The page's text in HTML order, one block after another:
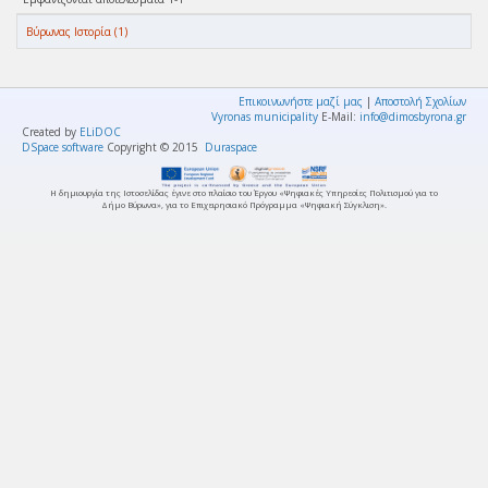
Βύρωνας Ιστορία (1)
Επικοινωνήστε μαζί μας | Αποστολή Σχολίων
Vyronas municipality E-Mail: info@dimosbyrona.gr
Created by ELiDOC
DSpace software Copyright © 2015 Duraspace
Η δημιουργία της Ιστοσελίδας έγινε στο πλαίσιο του Έργου «Ψηφιακές Υπηρεσίες Πολιτισμού για το
Δήμο Βύρωνα», για το Επιχειρησιακό Πρόγραμμα «Ψηφιακή Σύγκλιση».